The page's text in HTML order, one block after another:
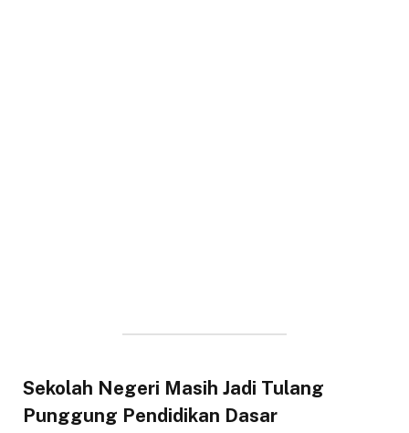
Sekolah Negeri Masih Jadi Tulang
Punggung Pendidikan Dasar